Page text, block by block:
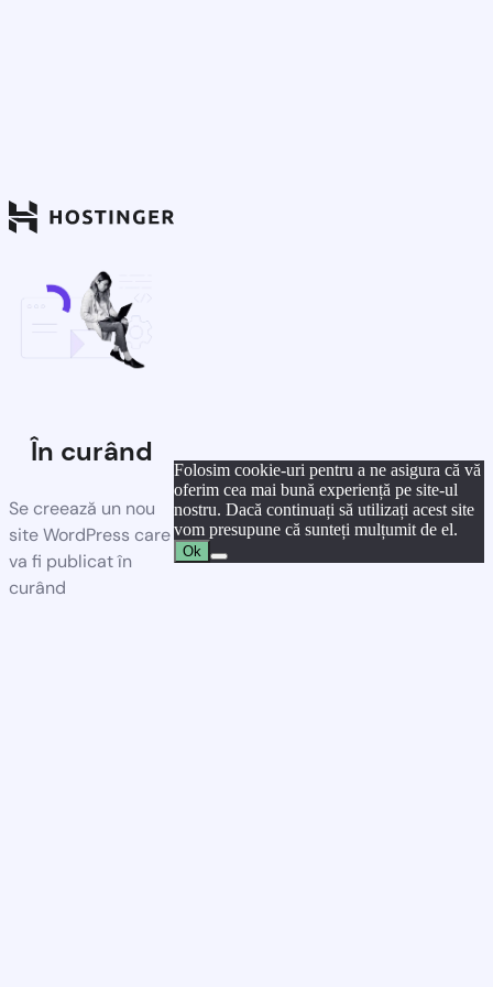
În curând
Se creează un nou
site WordPress care
va fi publicat în
curând
Folosim cookie-uri pentru a ne asigura că vă
oferim cea mai bună experiență pe site-ul
nostru. Dacă continuați să utilizați acest site
vom presupune că sunteți mulțumit de el.
Ok